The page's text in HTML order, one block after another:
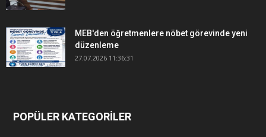
MEB'den öğretmenlere nöbet görevinde yeni
düzenleme
27.07.2026 11:36:31
POPÜLER KATEGORİLER